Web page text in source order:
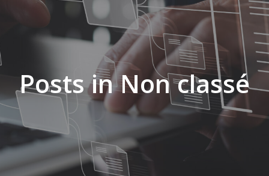
Posts in Non classé